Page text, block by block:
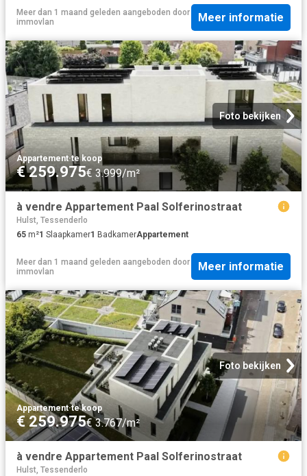
Meer dan 1 maand geleden aangeboden door
immovlan
Meer informatie
Foto bekijken
Appartement·te koop
€ 259.975€ 3.999/m²
à vendre Appartement Paal Solferinostraat
Hulst, Tessenderlo
65 m²1 Slaapkamer1 BadkamerAppartement
Meer dan 1 maand geleden aangeboden door
immovlan
Meer informatie
Foto bekijken
Appartement·te koop
€ 259.975€ 3.767/m²
à vendre Appartement Paal Solferinostraat
Hulst, Tessenderlo